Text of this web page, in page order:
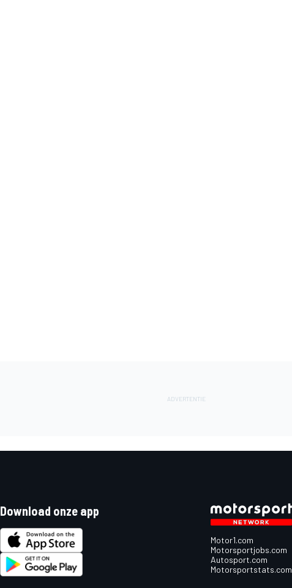
Download onze app
Motor1.com
Motorsportjobs.com
Autosport.com
Motorsportstats.com